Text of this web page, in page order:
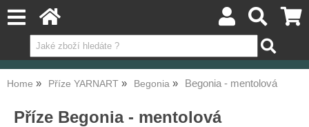
Home Příze YARNART Begonia Begonia - mentolová
Příze Begonia - mentolová